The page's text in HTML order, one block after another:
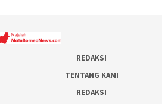
REDAKSI
TENTANG KAMI
REDAKSI